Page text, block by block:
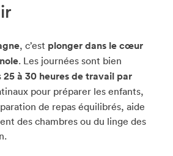
, c’est plonger dans le cœur
. Les journées sont bien
25 à 30 heures de travail par
pour préparer les enfants,
de repas équilibrés, aide
des chambres ou du linge des